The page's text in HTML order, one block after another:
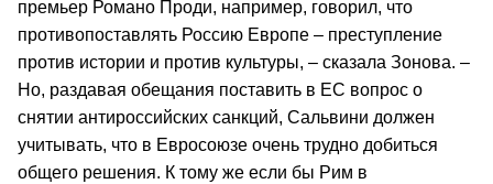
премьер Романо Проди, например, говорил, что
противопоставлять Россию Европе – преступление
против истории и против культуры, – сказала Зонова. –
Но, раздавая обещания поставить в ЕС вопрос о
снятии антироссийских санкций, Сальвини должен
учитывать, что в Евросоюзе очень трудно добиться
общего решения. К тому же если бы Рим в